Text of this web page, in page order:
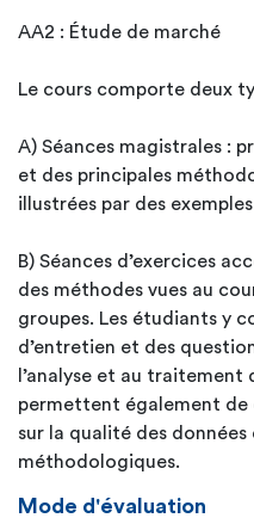
AA2 : Étude de marché
Le cours comporte deux
A) Séances magistrales :
et des principales
illustrées par des
B) Séances d’exercices
des méthodes vues au
groupes. Les étudiants y
d’entretien et des
l’analyse et au traitement
permettent également de
sur la qualité des
méthodologiques.
Mode d'évaluation